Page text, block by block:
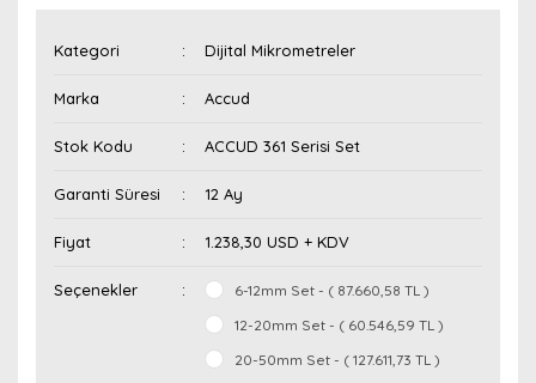
Kategori Dijital Mikrometreler
Marka Accud
Stok Kodu ACCUD 361 Serisi Set
Garanti Süresi 12 Ay
Fiyat 1.238,30 USD + KDV
Seçenekler
6-12mm Set - ( 87.660,58 TL )
12-20mm Set - ( 60.546,59 TL )
20-50mm Set - ( 127.611,73 TL )